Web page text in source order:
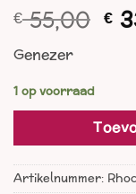
€55,00 €
Genezer
1 op voorraad
Artikelnummer: